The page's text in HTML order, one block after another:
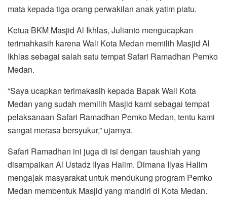
mata kepada tiga orang perwakilan anak yatim piatu.
Ketua BKM Masjid Al Ikhlas, Julianto mengucapkan
terimahkasih karena Wali Kota Medan memilih Masjid Al
Ikhlas sebagai salah satu tempat Safari Ramadhan Pemko
Medan.
“Saya ucapkan terimakasih kepada Bapak Wali Kota
Medan yang sudah memilih Masjid kami sebagai tempat
pelaksanaan Safari Ramadhan Pemko Medan, tentu kami
sangat merasa bersyukur,” ujarnya.
Safari Ramadhan ini juga di isi dengan taushiah yang
disampaikan Al Ustadz Ilyas Halim. Dimana Ilyas Halim
mengajak masyarakat untuk mendukung program Pemko
Medan membentuk Masjid yang mandiri di Kota Medan.